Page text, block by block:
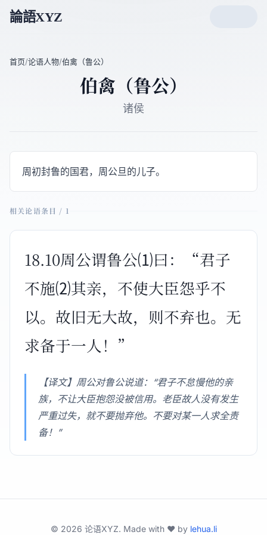
論語XYZ
首页/论语人物/伯禽（鲁公）
伯禽（鲁公）
诸侯
周初封鲁的国君，周公旦的儿子。
相关论语条目 / 1
18.10周公谓鲁公⑴曰：“君子
不施⑵其亲，不使大臣怨乎不
以。故旧无大故，则不弃也。无
求备于一人！”
【译文】周公对鲁公说道：“君子不怠慢他的亲
族，不让大臣抱怨没被信用。老臣故人没有发生
严重过失，就不要抛弃他。不要对某一人求全责
备！”
© 2026 论语XYZ. Made with ❤️ by lehua.li